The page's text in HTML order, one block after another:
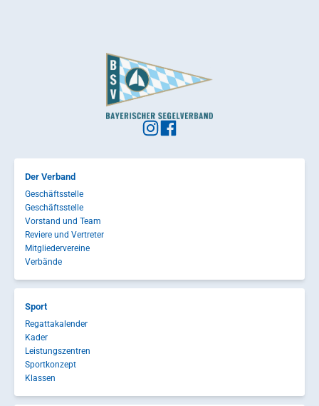
Der Verband
Geschäftsstelle
Geschäftsstelle
Vorstand und Team
Reviere und Vertreter
Mitgliedervereine
Verbände
Sport
Regattakalender
Kader
Leistungszentren
Sportkonzept
Klassen